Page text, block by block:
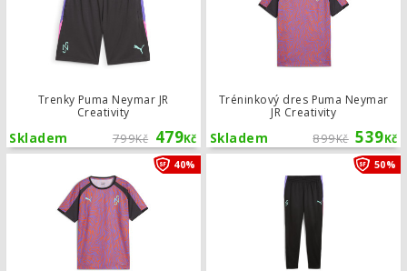
Trenky Puma Neymar JR
Creativity
799Kč 479Kč
Skladem
Tréninkový dres Puma Neymar
JR Creativity
899Kč 539Kč
Skladem
40% Dětský tréninkový dres Puma 50%